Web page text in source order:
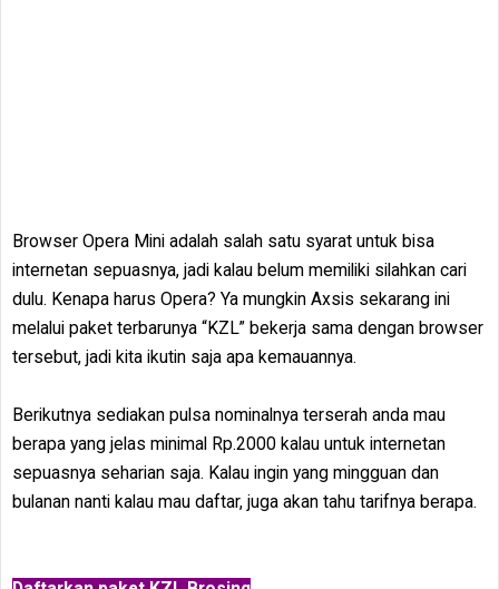
Browser Opera Mini adalah salah satu syarat untuk bisa
internetan sepuasnya, jadi kalau belum memiliki silahkan cari
dulu. Kenapa harus Opera? Ya mungkin Axsis sekarang ini
melalui paket terbarunya “KZL” bekerja sama dengan browser
tersebut, jadi kita ikutin saja apa kemauannya.
Berikutnya sediakan pulsa nominalnya terserah anda mau
berapa yang jelas minimal Rp.2000 kalau untuk internetan
sepuasnya seharian saja. Kalau ingin yang mingguan dan
bulanan nanti kalau mau daftar, juga akan tahu tarifnya berapa.